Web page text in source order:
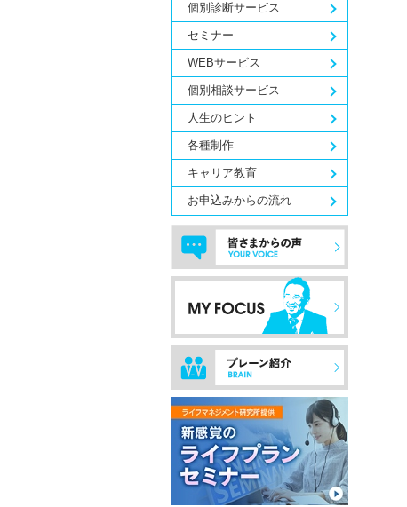
個別診断サービス
セミナー
WEBサービス
個別相談サービス
人生のヒント
各種制作
キャリア教育
お申込みからの流れ